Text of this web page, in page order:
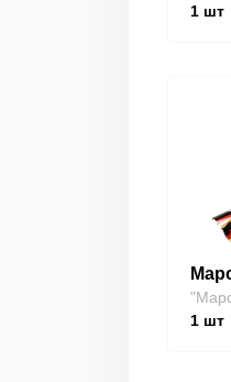
1 шт
1 шт